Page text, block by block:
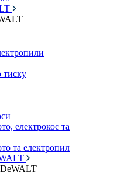
електрокос та
та електропил
DeWALT